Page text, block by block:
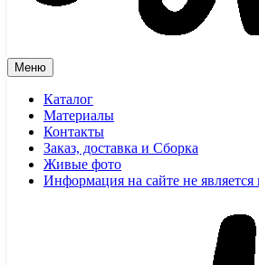
Меню
Каталог
Материалы
Контакты
Заказ, доставка и Сборка
Живые фото
Информация на сайте не